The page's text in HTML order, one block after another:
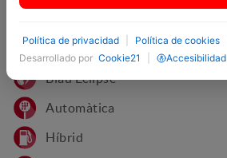
Blau Eclipse
Automàtica
Híbrid
Política de privacidad Política de cookies
Desarrollado por Cookie21 Accesibilidad